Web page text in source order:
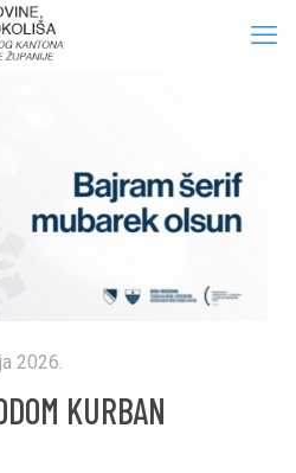
2026.
KURBAN